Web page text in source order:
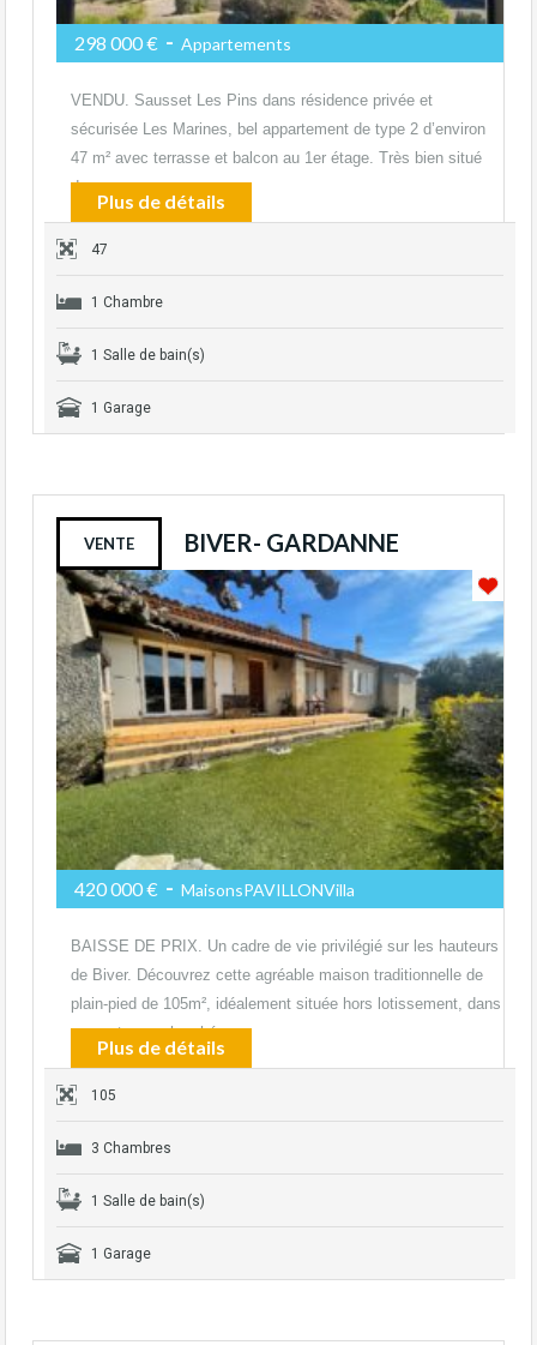
298 000 € - Appartements
VENDU. Sausset Les Pins dans résidence privée et
sécurisée Les Marines, bel appartement de type 2 d’environ
47 m² avec terrasse et balcon au 1er étage. Très bien situé
dans…
Plus de détails
47
1 Chambre
1 Salle de bain(s)
1 Garage
VENTE BIVER- GARDANNE
420 000 € - MaisonsPAVILLONVilla
BAISSE DE PRIX. Un cadre de vie privilégié sur les hauteurs
de Biver. Découvrez cette agréable maison traditionnelle de
plain-pied de 105m², idéalement située hors lotissement, dans
un secteur recherché…
Plus de détails
105
3 Chambres
1 Salle de bain(s)
1 Garage